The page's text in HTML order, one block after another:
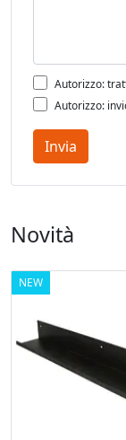
Autorizzo:
Autorizzo:
Invia
Novità
NEW